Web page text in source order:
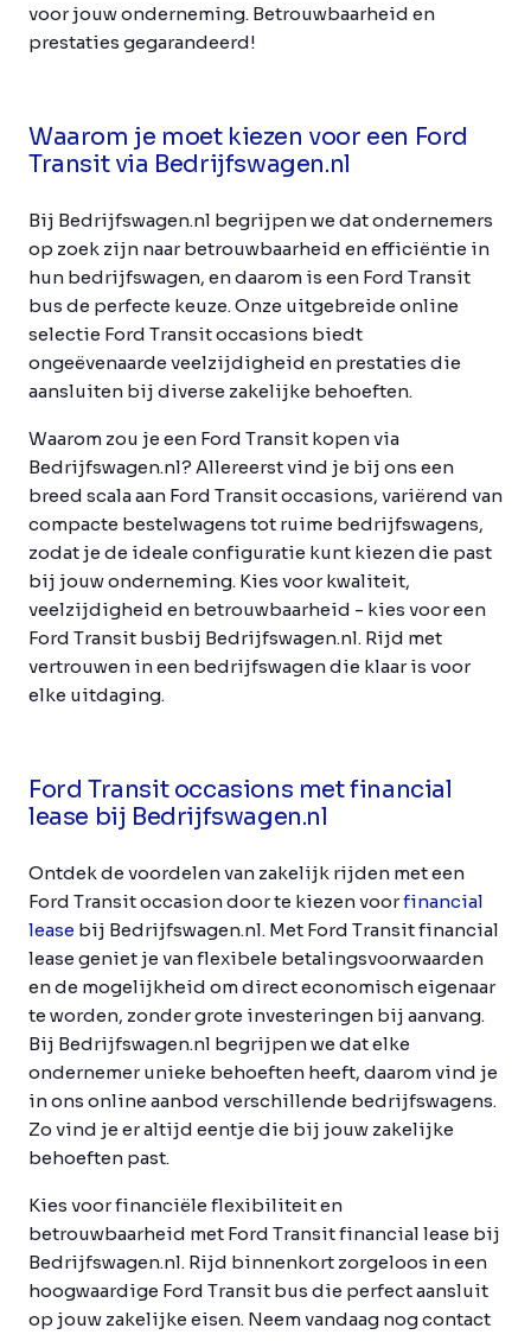
voor jouw onderneming. Betrouwbaarheid en
prestaties gegarandeerd!
Waarom je moet kiezen voor een Ford
Transit via Bedrijfswagen.nl
Bij Bedrijfswagen.nl begrijpen we dat ondernemers
op zoek zijn naar betrouwbaarheid en efficiëntie in
hun bedrijfswagen, en daarom is een Ford Transit
bus de perfecte keuze. Onze uitgebreide online
selectie Ford Transit occasions biedt
ongeëvenaarde veelzijdigheid en prestaties die
aansluiten bij diverse zakelijke behoeften.
Waarom zou je een Ford Transit kopen via
Bedrijfswagen.nl? Allereerst vind je bij ons een
breed scala aan Ford Transit occasions, variërend van
compacte bestelwagens tot ruime bedrijfswagens,
zodat je de ideale configuratie kunt kiezen die past
bij jouw onderneming. Kies voor kwaliteit,
veelzijdigheid en betrouwbaarheid - kies voor een
Ford Transit busbij Bedrijfswagen.nl. Rijd met
vertrouwen in een bedrijfswagen die klaar is voor
elke uitdaging.
Ford Transit occasions met financial
lease bij Bedrijfswagen.nl
Ontdek de voordelen van zakelijk rijden met een
Ford Transit occasion door te kiezen voorfinancial
lease bij Bedrijfswagen.nl. Met Ford Transit financial
lease geniet je van flexibele betalingsvoorwaarden
en de mogelijkheid om direct economisch eigenaar
te worden, zonder grote investeringen bij aanvang.
Bij Bedrijfswagen.nl begrijpen we dat elke
ondernemer unieke behoeften heeft, daarom vind je
in ons online aanbod verschillende bedrijfswagens.
Zo vind je er altijd eentje die bij jouw zakelijke
behoeften past.
Kies voor financiële flexibiliteit en
betrouwbaarheid met Ford Transit financial lease bij
Bedrijfswagen.nl. Rijd binnenkort zorgeloos in een
hoogwaardige Ford Transit bus die perfect aansluit
op jouw zakelijke eisen. Neem vandaag nog contact